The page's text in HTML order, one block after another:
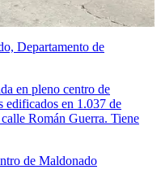
Departamento de
en pleno centro de
edificados en 1.037 de
Román Guerra. Tiene
de Maldonado